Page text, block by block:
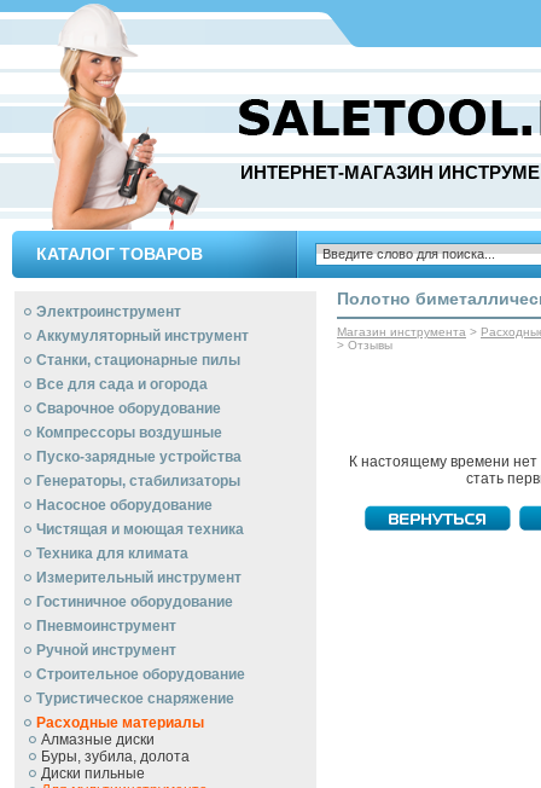
ИНТЕРНЕТ-МАГАЗИН
КАТАЛОГ ТОВАРОВ
Электроинструмент
Аккумуляторный инструмент
Станки, стационарные пилы
Все для сада и огорода
Сварочное оборудование
Компрессоры воздушные
Пуско-зарядные устройства
Генераторы, стабилизаторы
Насосное оборудование
Чистящая и моющая техника
Техника для климата
Измерительный инструмент
Гостиничное оборудование
Пневмоинструмент
Ручной инcтрумент
Строительное оборудование
Туристическое снаряжение
Расходные материалы
Алмазные диски
Буры, зубила, долота
Диски пильные
Полотно
Магазин инструмента >
> Отзывы
К настоящему времени
стать